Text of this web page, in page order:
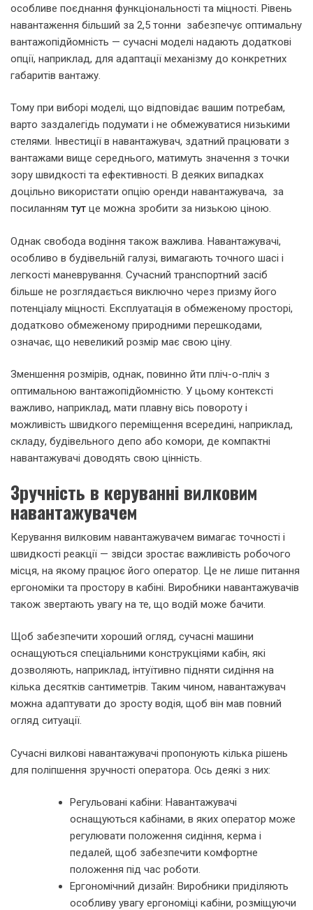
особливе поєднання функціональності та міцності. Рівень
навантаження більший за 2,5 тонни забезпечує оптимальну
вантажопідйомність — сучасні моделі надають додаткові
опції, наприклад, для адаптації механізму до конкретних
габаритів вантажу.
Тому при виборі моделі, що відповідає вашим потребам,
варто заздалегідь подумати і не обмежуватися низькими
стелями. Інвестиції в навантажувач, здатний працювати з
вантажами вище середнього, матимуть значення з точки
зору швидкості та ефективності. В деяких випадках
доцільно використати опцію оренди навантажувача, за
посиланням тут це можна зробити за низькою ціною.
Однак свобода водіння також важлива. Навантажувачі,
особливо в будівельній галузі, вимагають точного шасі і
легкості маневрування. Сучасний транспортний засіб
більше не розглядається виключно через призму його
потенціалу міцності. Експлуатація в обмеженому просторі,
додатково обмеженому природними перешкодами,
означає, що невеликий розмір має свою ціну.
Зменшення розмірів, однак, повинно йти пліч-о-пліч з
оптимальною вантажопідйомністю. У цьому контексті
важливо, наприклад, мати плавну вісь повороту і
можливість швидкого переміщення всередині, наприклад,
складу, будівельного депо або комори, де компактні
навантажувачі доводять свою цінність.
Зручність в керуванні вилковим
навантажувачем
Керування вилковим навантажувачем вимагає точності і
швидкості реакції — звідси зростає важливість робочого
місця, на якому працює його оператор. Це не лише питання
ергономіки та простору в кабіні. Виробники навантажувачів
також звертають увагу на те, що водій може бачити.
Щоб забезпечити хороший огляд, сучасні машини
оснащуються спеціальними конструкціями кабін, які
дозволяють, наприклад, інтуїтивно підняти сидіння на
кілька десятків сантиметрів. Таким чином, навантажувач
можна адаптувати до зросту водія, щоб він мав повний
огляд ситуації.
Сучасні вилкові навантажувачі пропонують кілька рішень
для поліпшення зручності оператора. Ось деякі з них:
Регульовані кабіни: Навантажувачі
оснащуються кабінами, в яких оператор може
регулювати положення сидіння, керма і
педалей, щоб забезпечити комфортне
положення під час роботи.
Ергономічний дизайн: Виробники приділяють
особливу увагу ергономіці кабіни, розміщуючи